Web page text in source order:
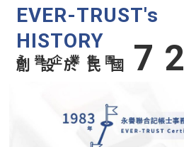
EVER-TRUST's
HISTORY
永譽企業集團
創設於民國 72